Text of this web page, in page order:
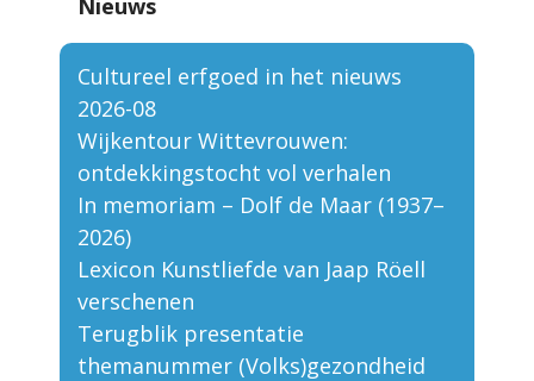
Cultureel erfgoed in het nieuws
2026-08
Wijkentour Wittevrouwen:
ontdekkingstocht vol verhalen
In memoriam – Dolf de Maar (1937–
2026)
Lexicon Kunstliefde van Jaap Röell
verschenen
Terugblik presentatie
themanummer (Volks)gezondheid